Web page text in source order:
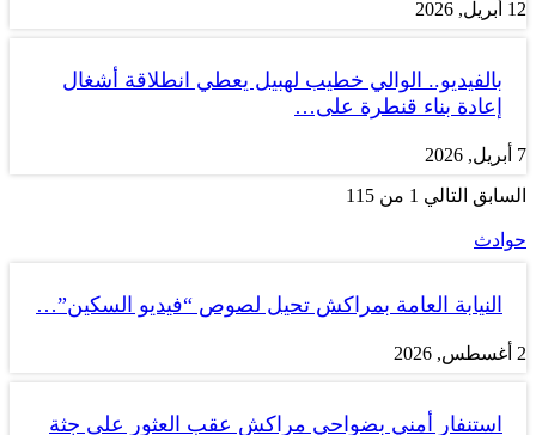
12 أبريل, 2026
بالفيديو.. الوالي خطيب لهبيل يعطي انطلاقة أشغال
إعادة بناء قنطرة على…
7 أبريل, 2026
السابق التالي 1 من 115
حوادث
النيابة العامة بمراكش تحيل لصوص “فيديو السكين”…
2 أغسطس, 2026
استنفار أمني بضواحي مراكش عقب العثور على جثة